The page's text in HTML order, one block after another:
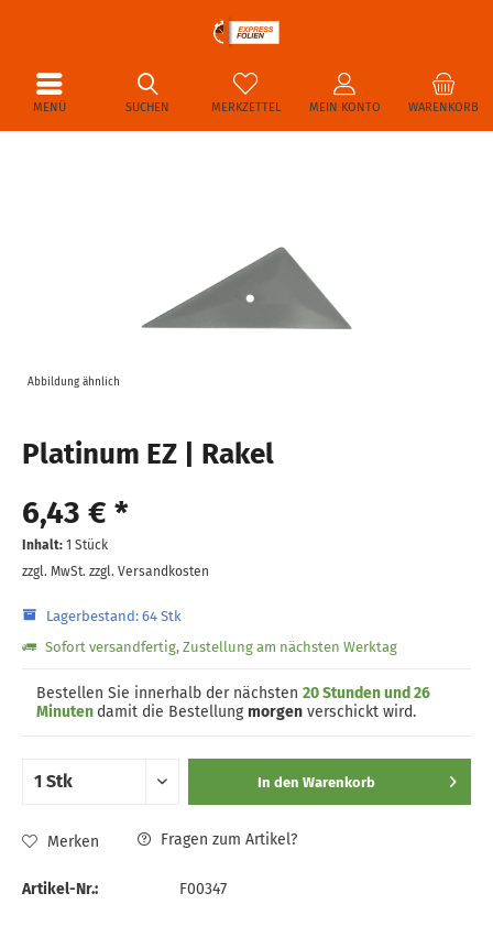
MENÜ WARENKORB
MERKZETTEL MEIN KONTO
SUCHEN
Abbildung ähnlich
Platinum EZ | Rakel
6,43 € *
Inhalt: 1 Stück
zzgl. MwSt. zzgl. Versandkosten
Lagerbestand: 64 Stk
Sofort versandfertig, Zustellung am nächsten Werktag
Bestellen Sie innerhalb der nächsten 20 Stunden und 26
Minuten damit die Bestellungmorgen verschickt wird.
In den Warenkorb
Merken Fragen zum Artikel?
Artikel-Nr.: F00347